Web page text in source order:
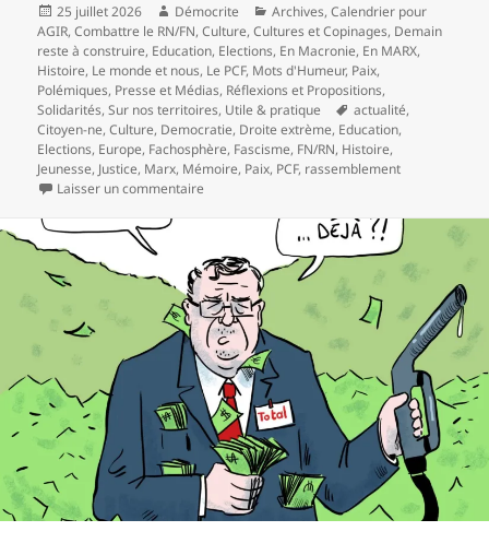
Publié
le
25 juillet 2026 Auteur
Démocrite Catégories
Archives,Calendrier pour
AGIR,Combattre le RN/FN,Culture,Cultures et Copinages, Demain
reste à construire, Education, Elections, En Macronie, En MARX,
Histoire, Le monde et nous, Le PCF, Mots d'Humeur, Paix,
Polémiques, Presse et Médias, Réflexions et Propositions,
Solidarités,Sur nos territoires, Utile & pratique
Mots-
clés
actualité,
Citoyen-ne,Culture, Democratie, Droite extrème, Education,
Elections, Europe, Fachosphère, Fascisme, FN/RN, Histoire,
Jeunesse, Justice, Marx, Mémoire, Paix, PCF, rassemblement
Laisser un commentaire